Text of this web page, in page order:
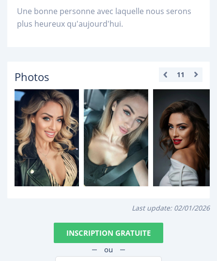
Une bonne personne avec laquelle nous serons
plus heureux qu'aujourd'hui.
Photos 11
Last update: 02/01/2026
INSCRIPTION GRATUITE
ou